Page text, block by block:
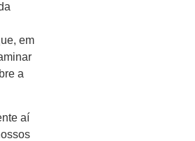
em
a
aí